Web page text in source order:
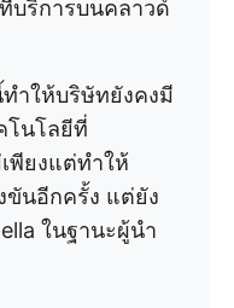
บริการบนคลาวด์
ำให้บริษัทยังคงมี
โนโลยีที่
พียงแต่ทำให้
ขันอีกครั้ง แต่ยัง
ในฐานะผู้นำ